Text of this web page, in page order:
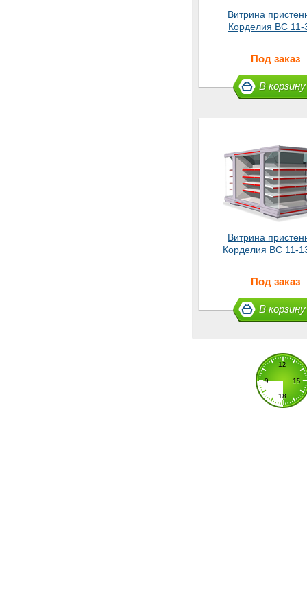
Витрина
Корделия ВС 11-
Под заказ
В корзину
Витрина
Корделия ВС 11-
Под заказ
В корзину